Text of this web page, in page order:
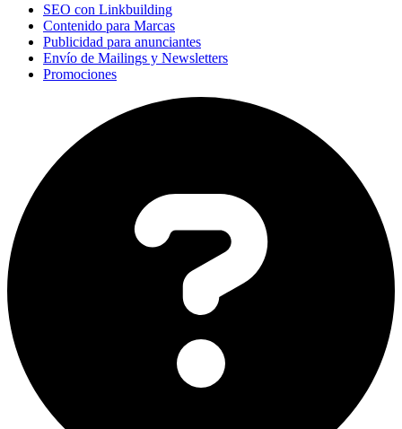
SEO con Linkbuilding
Contenido para Marcas
Publicidad para anunciantes
Envío de Mailings y Newsletters
Promociones